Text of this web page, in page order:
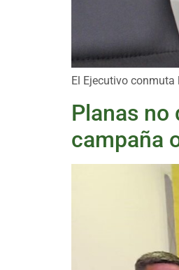
El Ejecutivo
Planas no
campaña